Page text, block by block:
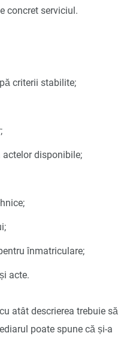
concret serviciul.
criterii stabilite;
actelor disponibile;
înmatriculare;
acte.
atât descrierea trebuie să
poate spune că și-a